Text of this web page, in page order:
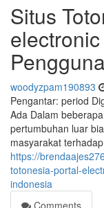
Situs
woodyzpam190893
Pengantar: period
Ada Dalam
pertumbuhan luar
masyarakat
https://
totonesia-portal-
indonesia
Comments